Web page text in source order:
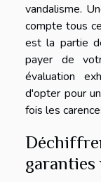
vandalisme.
compte tous
est la partie
payer de
évaluation
d'opter pour
fois les
garanties